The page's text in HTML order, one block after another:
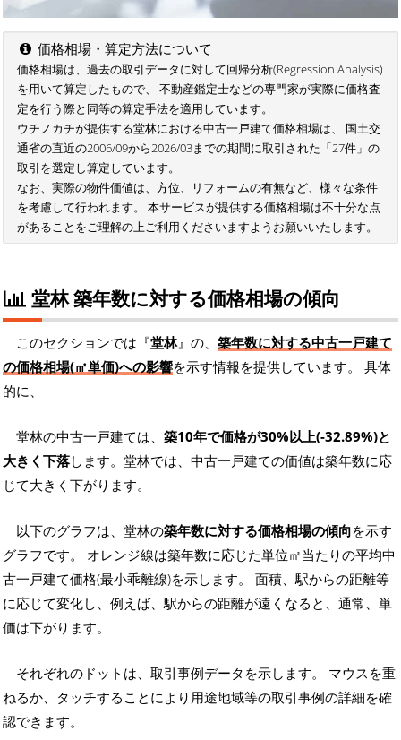
価格相場・算定方法について
価格相場は、過去の取引データに対して回帰分析(Regression Analysis)
を用いて算定したもので、 不動産鑑定士などの専門家が実際に価格査
定を行う際と同等の算定手法を適用しています。
ウチノカチが提供する堂林における中古一戸建て価格相場は、 国土交
通省の直近の2006/09から2026/03までの期間に取引された「27件」の
取引を選定し算定しています。
なお、実際の物件価値は、方位、リフォームの有無など、様々な条件
を考慮して行われます。 本サービスが提供する価格相場は不十分な点
があることをご理解の上ご利用くださいますようお願いいたします。
堂林 築年数に対する価格相場の傾向
このセクションでは『堂林』の、 築年数に対する中古一戸建て
の価格相場(㎡単価)への影響を示す情報を提供しています。 具体
的に、
堂林の中古一戸建ては、 築10年で価格が30%以上(-32.89%)と
大きく下落します。堂林では、中古一戸建ての価値は築年数に応
じて大きく下がります。
以下のグラフは、堂林の築年数に対する価格相場の傾向を示す
グラフです。 オレンジ線は築年数に応じた単位㎡当たりの平均中
古一戸建て価格(最小乖離線)を示します。 面積、駅からの距離等
に応じて変化し、例えば、駅からの距離が遠くなると、通常、単
価は下がります。
それぞれのドットは、取引事例データを示します。 マウスを重
ねるか、タッチすることにより用途地域等の取引事例の詳細を確
認できます。